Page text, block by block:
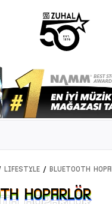
LIFESTYLE / Bluetooth
Hoparlör
Hoparlör